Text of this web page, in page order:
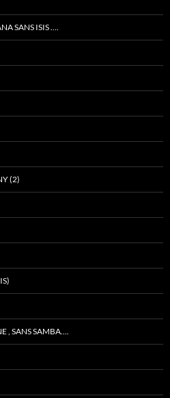
SANS ISIS ….
(2)
, SANS SAMBA….